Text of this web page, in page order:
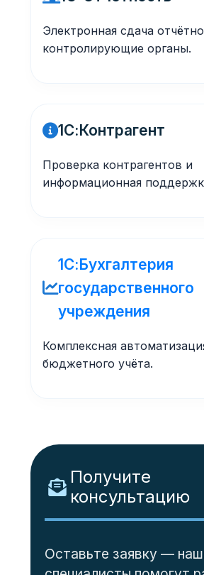
Электронная сдача
контролирующие органы.
1С:Контрагент
Проверка контрагентов и
информационная
1С:Бухгалтерия
государственного
учреждения
Комплексная
бюджетного учёта.
Получите
консультацию
Оставьте заявку —